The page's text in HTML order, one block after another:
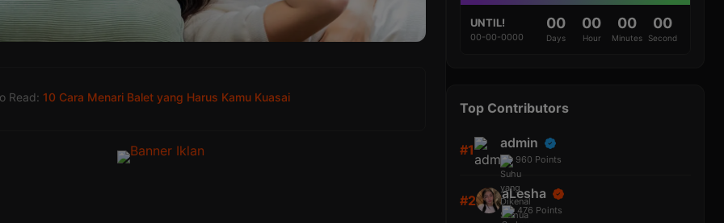
Read: 10 Cara Menari Balet yang Harus Kamu Kuasai
UNTIL!
00-00-0000
00
Days
00
Hour
00
Minutes
00
Second
Top Contributors
#1 admin
960 Points
#2 aLesha
476 Points